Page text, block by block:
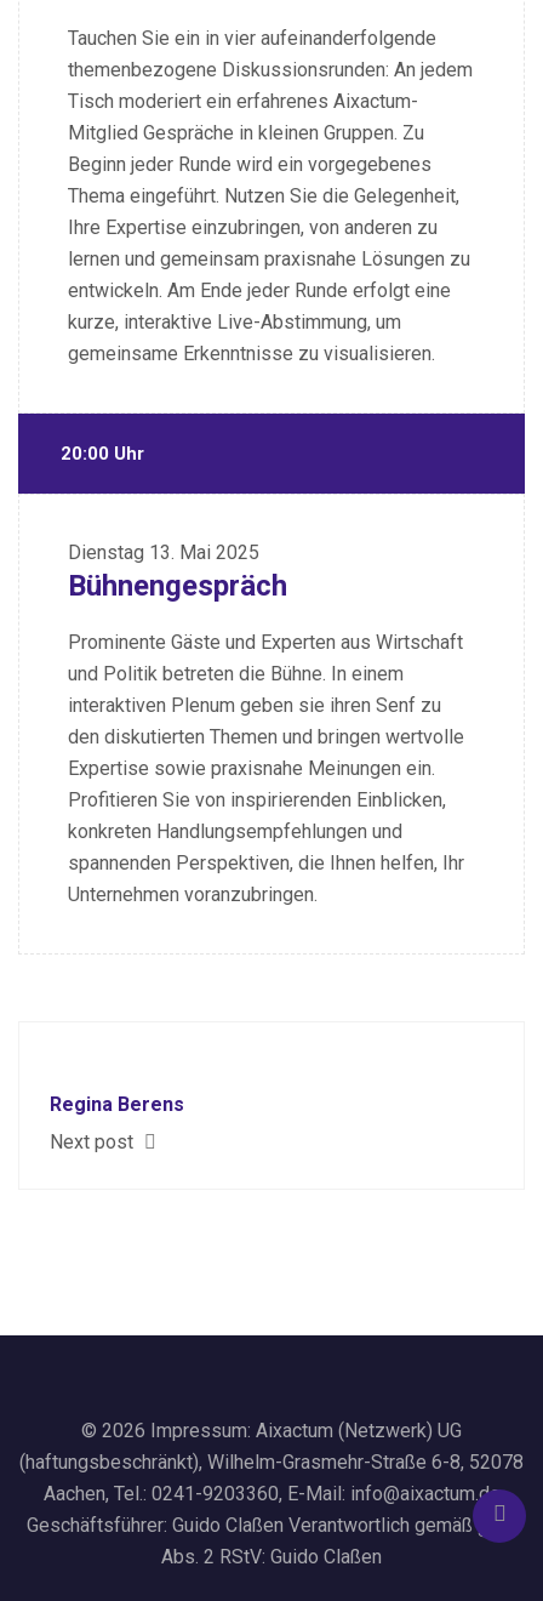
Tauchen Sie ein in vier aufeinanderfolgende
themenbezogene Diskussionsrunden: An jedem
Tisch moderiert ein erfahrenes Aixactum-
Mitglied Gespräche in kleinen Gruppen. Zu
Beginn jeder Runde wird ein vorgegebenes
Thema eingeführt. Nutzen Sie die Gelegenheit,
Ihre Expertise einzubringen, von anderen zu
lernen und gemeinsam praxisnahe Lösungen zu
entwickeln. Am Ende jeder Runde erfolgt eine
kurze, interaktive Live-Abstimmung, um
gemeinsame Erkenntnisse zu visualisieren.
20:00 Uhr
Dienstag 13. Mai 2025
Bühnengespräch
Prominente Gäste und Experten aus Wirtschaft
und Politik betreten die Bühne. In einem
interaktiven Plenum geben sie ihren Senf zu
den diskutierten Themen und bringen wertvolle
Expertise sowie praxisnahe Meinungen ein.
Profitieren Sie von inspirierenden Einblicken,
konkreten Handlungsempfehlungen und
spannenden Perspektiven, die Ihnen helfen, Ihr
Unternehmen voranzubringen.
Regina Berens
Next post
© 2026 Impressum: Aixactum (Netzwerk) UG
(haftungsbeschränkt), Wilhelm-Grasmehr-Straße 6-8, 52078
Aachen, Tel.: 0241-9203360, E-Mail: info@aixactum.de
Geschäftsführer: Guido Claßen Verantwortlich gemäß § 55
Abs. 2 RStV: Guido Claßen